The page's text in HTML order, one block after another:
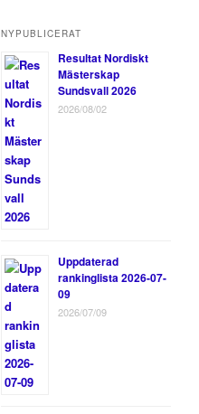
NYPUBLICERAT
Resultat Nordiskt
Mästerskap
Sundsvall 2026
2026/08/02
Uppdaterad
rankinglista 2026-07-
09
2026/07/09